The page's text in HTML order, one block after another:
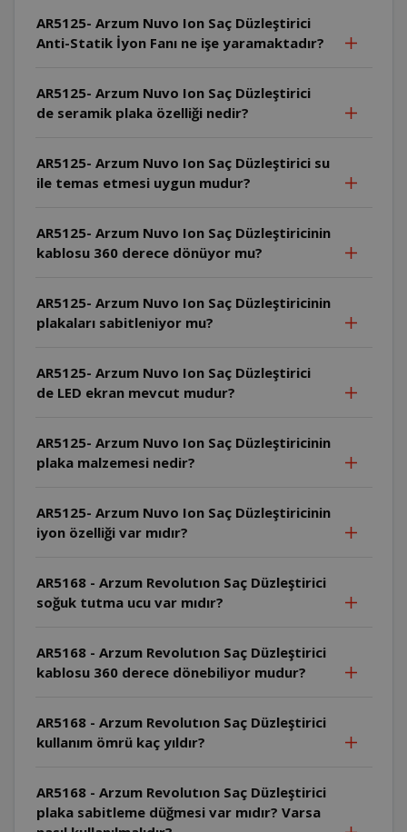
AR5125- Arzum Nuvo Ion Saç Düzleştirici
Anti-Statik İyon Fanı ne işe yaramaktadır?
AR5125- Arzum Nuvo Ion Saç Düzleştirici
de seramik plaka özelliği nedir?
AR5125- Arzum Nuvo Ion Saç Düzleştirici su
ile temas etmesi uygun mudur?
AR5125- Arzum Nuvo Ion Saç Düzleştiricinin
kablosu 360 derece dönüyor mu?
AR5125- Arzum Nuvo Ion Saç Düzleştiricinin
plakaları sabitleniyor mu?
AR5125- Arzum Nuvo Ion Saç Düzleştirici
de LED ekran mevcut mudur?
AR5125- Arzum Nuvo Ion Saç Düzleştiricinin
plaka malzemesi nedir?
AR5125- Arzum Nuvo Ion Saç Düzleştiricinin
iyon özelliği var mıdır?
AR5168 - Arzum Revolutıon Saç Düzleştirici
soğuk tutma ucu var mıdır?
AR5168 - Arzum Revolutıon Saç Düzleştirici
kablosu 360 derece dönebiliyor mudur?
AR5168 - Arzum Revolutıon Saç Düzleştirici
kullanım ömrü kaç yıldır?
AR5168 - Arzum Revolutıon Saç Düzleştirici
plaka sabitleme düğmesi var mıdır? Varsa